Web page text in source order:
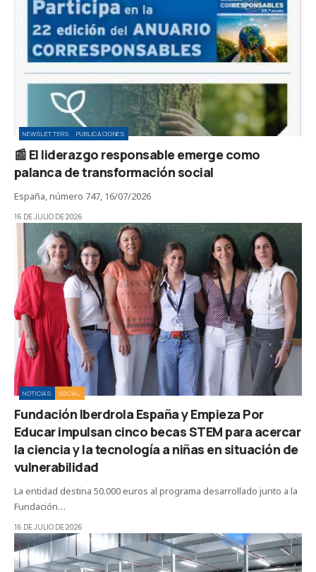
NEWSLETTERS PUBLICACIONES
📰 El liderazgo responsable emerge como
palanca de transformación social
España, número 747, 16/07/2026
16 DE JULIO DE 2026
NOTICIAS SOCIAL
Fundación Iberdrola España y Empieza Por
Educar impulsan cinco becas STEM para acercar
la ciencia y la tecnología a niñas en situación de
vulnerabilidad
La entidad destina 50.000 euros al programa desarrollado junto a la
Fundación…
16 DE JULIO DE 2026